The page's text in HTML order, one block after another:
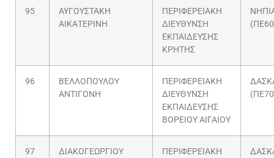
95
ΑΥΓΟΥΣΤΑΚΗ
ΑΙΚΑΤΕΡΙΝΗ
ΠΕΡΙΦΕΡΕΙΑΚΗ
ΔΙΕΥΘΥΝΣΗ
ΕΚΠΑΙΔΕΥΣΗΣ
ΚΡΗΤΗΣ
96
ΒΕΛΛΟΠΟΥΛΟΥ
ΑΝΤΙΓΟΝΗ
ΠΕΡΙΦΕΡΕΙΑΚΗ
ΔΙΕΥΘΥΝΣΗ
ΕΚΠΑΙΔΕΥΣΗΣ
ΒΟΡΕΙΟΥ ΑΙΓΑΙΟΥ
97
ΔΙΑΚΟΓΕΩΡΓΙΟΥ
ΠΕΡΙΦΕΡΕΙΑΚΗ